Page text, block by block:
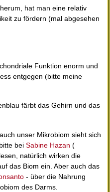
hat man eine relativ
zu fördern (mal abgesehen
Funktion enorm und
entgegen (bitte meine
färbt das Gehirn und das
unser Mikrobiom sieht sich
bei Sabine Hazan (
natürlich wirken die
das Biom ein. Aber auch das
- über die Nahrung
des Darms.